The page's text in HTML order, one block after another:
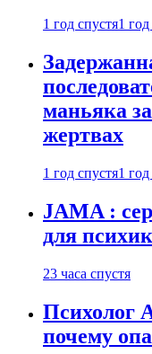
1 год спустя1
маньяка
жертвах
1 год спустя1
JAMA :
для
23 часа спустя
Психолог
почему